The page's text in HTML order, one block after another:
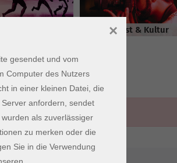
Kunst & Kultur
gesendet und vom
Computer des Nutzers
in einer kleinen Datei, die
anfordern, sendet
als zuverlässiger
zu merken oder die
Sie in die Verwendung
×